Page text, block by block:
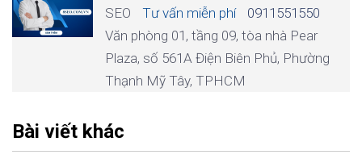
SEO
Tư vấn miễn phí
0911551550
Văn phòng 01, tầng 09, tòa nhà Pear
Plaza, số 561A Điện Biên Phủ, Phường
Thạnh Mỹ Tây, TPHCM
Bài viết khác